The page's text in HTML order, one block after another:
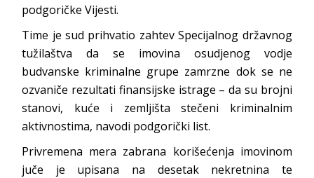
podgoričke Vijesti.
Time je sud prihvatio zahtev Specijalnog državnog
tužilaštva da se imovina osudjenog vodje
budvanske kriminalne grupe zamrzne dok se ne
ozvaniče rezultati finansijske istrage – da su brojni
stanovi, kuće i zemljišta stečeni kriminalnim
aktivnostima, navodi podgorički list.
Privremena mera zabrana korišećenja imovinom
juče je upisana na desetak nekretnina te